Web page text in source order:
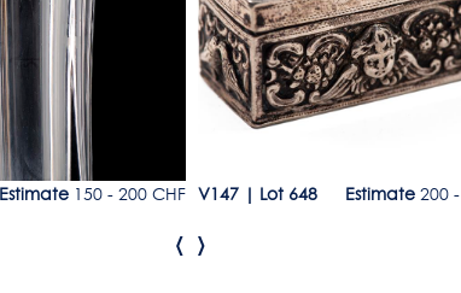
Estimate150 - 200 CHF V147 Lot 648 Estimate 200
‹ ›